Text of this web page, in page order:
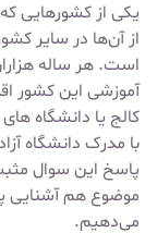
یکی از کشورهایی
از آن‌ها در سایر
است. هر ساله
آموزشی این کشور
کالج یا دانشگاه‌ های
با مدرک دانشگاه
پاسخ این سوال
موضوع هم آشنایی
می‌دهیم.